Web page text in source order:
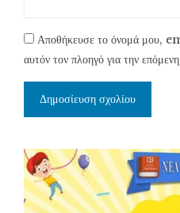
Αποθήκευσε το όνομά μου,
αυτόν τον πλοηγό για την